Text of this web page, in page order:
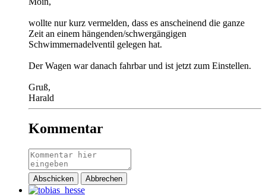
wollte nur kurz vermelden, dass es anscheinend die ganze
Zeit an einem hängenden/schwergängigen
Schwimmernadelventil gelegen hat.
Der Wagen war danach fahrbar und ist jetzt zum Einstellen.
Gruß,
Harald
Kommentar
Abschicken Abbrechen